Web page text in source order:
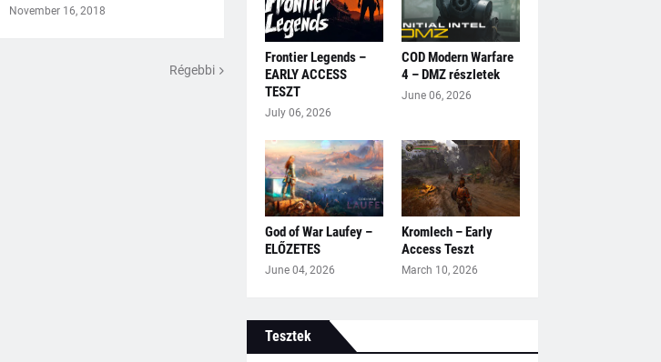
November 16, 2018
Régebbi
Frontier Legends –
EARLY ACCESS
TESZT
July 06, 2026
COD Modern Warfare
4 – DMZ részletek
June 06, 2026
God of War Laufey –
ELŐZETES
June 04, 2026
Kromlech – Early
Access Teszt
March 10, 2026
Tesztek